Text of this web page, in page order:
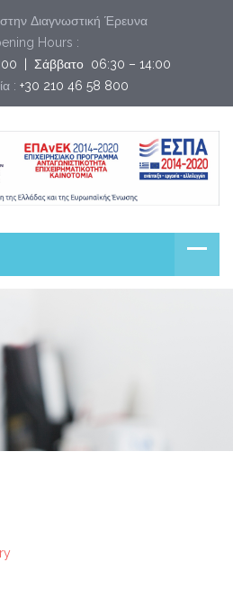
Διαγνωστική Έρευνα
Hours :
|  Σάββατο  06:30 – 14:00
: +30 210 46 58 800